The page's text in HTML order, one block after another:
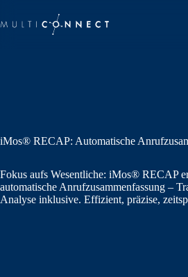
springen
iMos® RECAP: Automatische
Fokus aufs Wesentliche: iMos® RECAP
automatische Anrufzusammenfassung –
Analyse inklusive. Effizient, präzise,